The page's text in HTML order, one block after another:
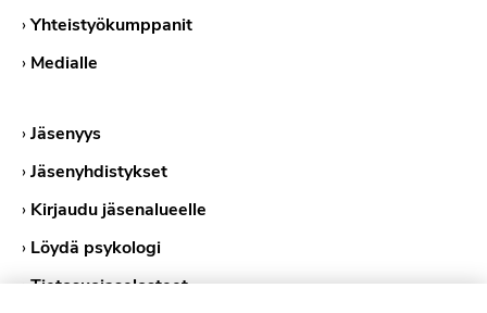
›Yhteistyökumppanit
› Medialle
›Jäsenyys
›Jäsenyhdistykset
› Kirjaudu jäsenalueelle
› Löydä psykologi
›Tietosuojaselosteet